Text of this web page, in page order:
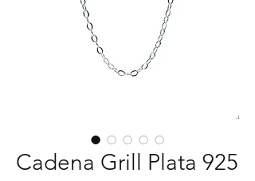
Cadena Grill Plata 925